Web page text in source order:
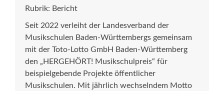
Rubrik: Bericht
Seit 2022 verleiht der Landesverband der
Musikschulen Baden-Württembergs gemeinsam
mit der Toto-Lotto GmbH Baden-Württemberg
den „HERGEHÖRT! Musikschulpreis“ für
beispielgebende Projekte öffentlicher
Musikschulen. Mit jährlich wechselndem Motto